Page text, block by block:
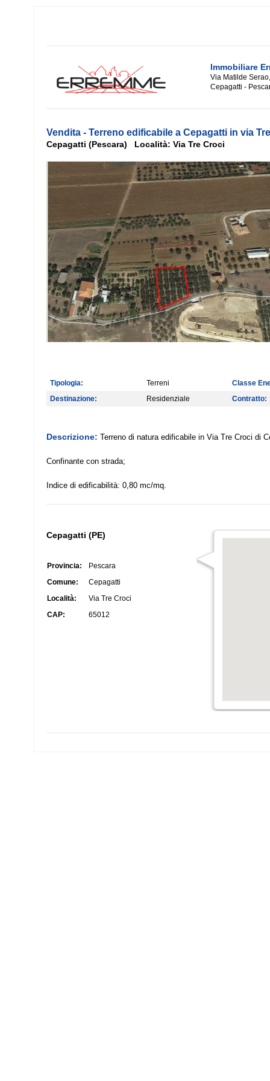
Immobiliare
Via Matilde
Cepagatti -
Vendita - Terreno edificabile a Cepagatti in via
Cepagatti (Pescara) Località: Via Tre Croci
Tipologia: Terreni
Classe
Destinazione:
Residenziale Contratto:
Descrizione: Terreno di natura edificabile in Via Tre Croci di
Confinante con strada;
Indice di edificabilità: 0,80 mc/mq.
Cepagatti (PE)
Provincia:
Pescara
Comune:
Cepagatti
Località:
Via Tre Croci
CAP:
65012